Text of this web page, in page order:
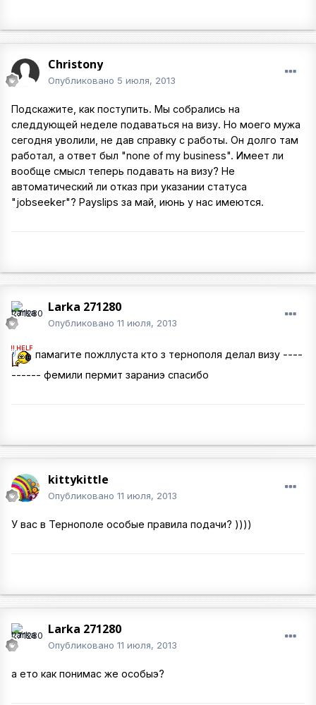
Christony
Опубликовано 5 июля, 2013
Подскажите, как поступить. Мы собрались на
следдующей неделе подаваться на визу. Но моего мужа
сегодня уволили, не дав справку с работы. Он долго там
работал, а ответ был "none of my business". Имеет ли
вообще смысл теперь подавать на визу? Не
автоматический ли отказ при указании статуса
"jobseeker"? Payslips за май, июнь у нас имеются.
Larka 271280
Опубликовано 11 июля, 2013
памагите пожллуста кто з тернополя делал визу ----
------ фемили пермит зараниэ спасибо
kittykittle
Опубликовано 11 июля, 2013
У вас в Тернополе особые правила подачи? ))))
Larka 271280
Опубликовано 11 июля, 2013
а ето как понимас же особыэ?